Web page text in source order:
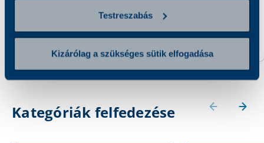
Testreszabás
Kizárólag a szükséges sütik elfogadása
Apolipoprotein A2
8 200 Ft
Apolipoprotein A1
8 200 Ft
Kategóriák felfedezése